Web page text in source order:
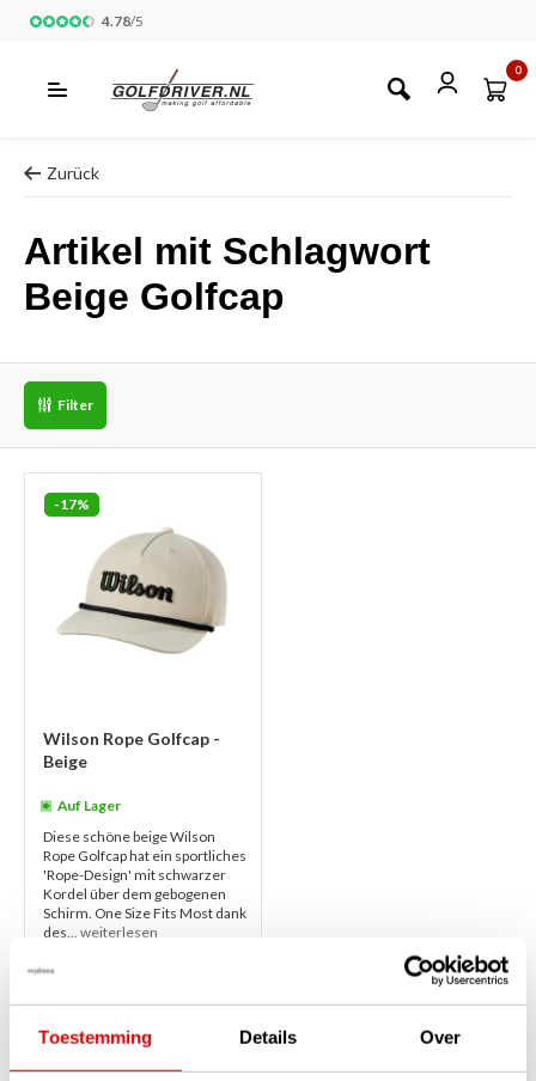
Toestemming Details Over
4.78/5
0
Zurück
Artikel mit Schlagwort
Beige Golfcap
Filter
-17%
Wilson Rope Golfcap -
Beige
Auf Lager
Diese schöne beige Wilson
Rope Golfcap hat ein sportliches
'Rope-Design' mit schwarzer
Kordel über dem gebogenen
Schirm. One Size Fits Most dank
des... weiterlesen
€22,95